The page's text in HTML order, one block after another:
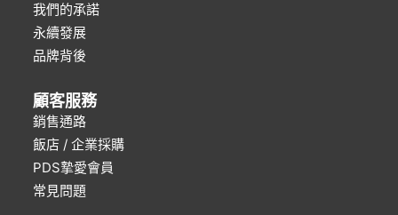
我們的承諾
永續發展
品牌背後
顧客服務
銷售通路
飯店 / 企業採購
PDS摯愛會員
常見問題